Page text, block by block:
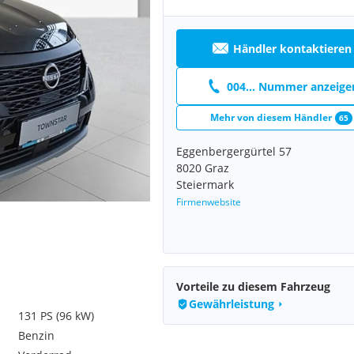
Händler kontaktieren
004... Nummer
Mehr von diesem Händler 65
Eggenbergergürtel 57
8020 Graz
Steiermark
Firmenwebsite
131 PS (96 kW)
Benzin
Vorteile zu diesem Fahrzeug
Gewährleistung